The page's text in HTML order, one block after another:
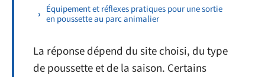
Équipement et réflexes pratiques pour une sortie
en poussette au parc animalier
La réponse dépend du site choisi, du type
de poussette et de la saison. Certains